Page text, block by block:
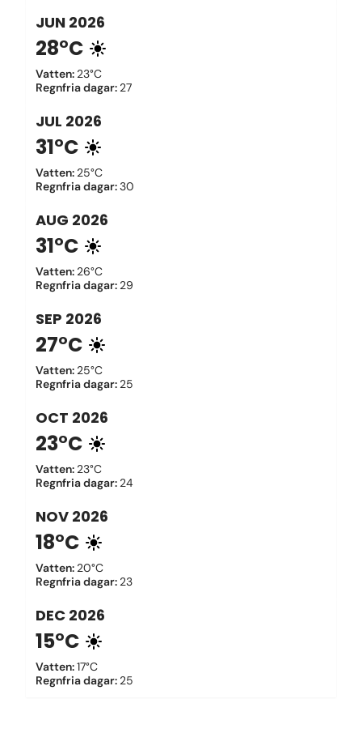
JUN 2026
28°C
Vatten: 23°C
Regnfria dagar: 27
JUL 2026
31°C
Vatten: 25°C
Regnfria dagar:30
AUG 2026
31°C
Vatten: 26°C
Regnfria dagar: 29
SEP 2026
27°C
Vatten: 25°C
Regnfria dagar: 25
OCT 2026
23°C
Vatten: 23°C
Regnfria dagar: 24
NOV 2026
18°C
Vatten: 20°C
Regnfria dagar: 23
DEC 2026
15°C
Vatten:17°C
Regnfria dagar: 25